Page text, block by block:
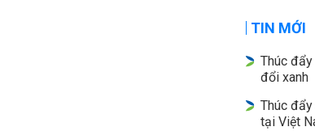
TIN MỚI
Thúc
đổi xanh
Thúc
tại Việt